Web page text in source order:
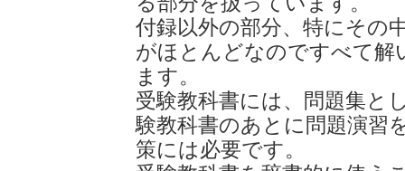
付録以外の部分、特にその
がほとんどなのですべて解
ます。
受験教科書には、問題集と
験教科書のあとに問題演習
策には必要です。